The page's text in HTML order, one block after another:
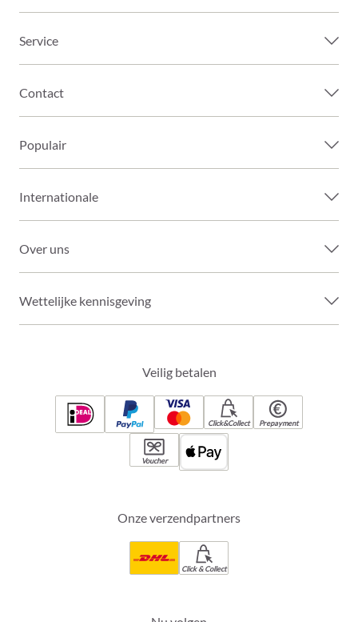
Service
Contact
Populair
Internationale
Over uns
Wettelijke kennisgeving
Veilig betalen
Click&Collect Prepayment
Voucher
Onze verzendpartners
Click & Collect